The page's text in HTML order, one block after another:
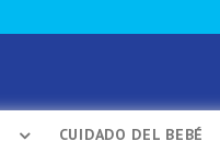
CUIDADO DEL BEBÉ